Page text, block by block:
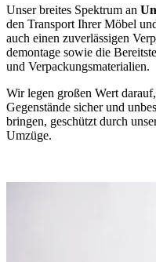
Unser breites Spektrum an
den Transport Ihrer Möbel
auch einen zuverlässigen
demontage sowie die
und Verpackungsmaterialien.
Wir legen großen Wert
Gegenstände sicher und
bringen, geschützt durch
Umzüge.